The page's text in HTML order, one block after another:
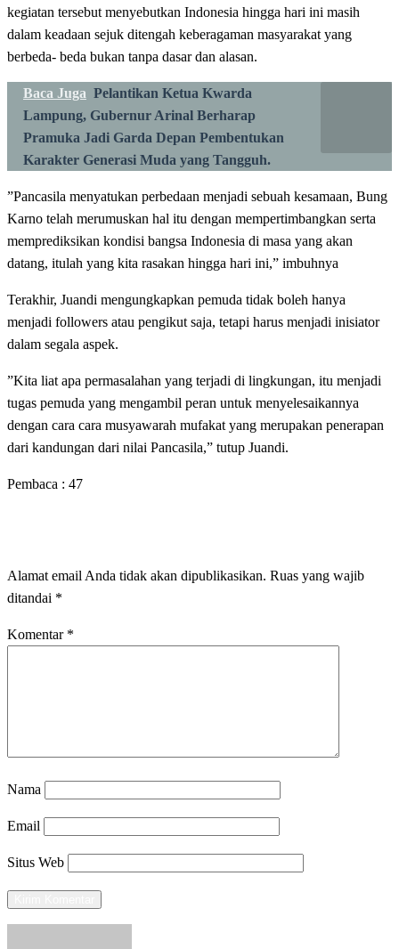
kegiatan tersebut menyebutkan Indonesia hingga hari ini masih
dalam keadaan sejuk ditengah keberagaman masyarakat yang
berbeda- beda bukan tanpa dasar dan alasan.
Baca Juga Pelantikan Ketua Kwarda
Lampung, Gubernur Arinal Berharap
Pramuka Jadi Garda Depan Pembentukan
Karakter Generasi Muda yang Tangguh.
”Pancasila menyatukan perbedaan menjadi sebuah kesamaan, Bung
Karno telah merumuskan hal itu dengan mempertimbangkan serta
memprediksikan kondisi bangsa Indonesia di masa yang akan
datang, itulah yang kita rasakan hingga hari ini,” imbuhnya
Terakhir, Juandi mengungkapkan pemuda tidak boleh hanya
menjadi followers atau pengikut saja, tetapi harus menjadi inisiator
dalam segala aspek.
”Kita liat apa permasalahan yang terjadi di lingkungan, itu menjadi
tugas pemuda yang mengambil peran untuk menyelesaikannya
dengan cara cara musyawarah mufakat yang merupakan penerapan
dari kandungan dari nilai Pancasila,” tutup Juandi.
Pembaca : 47
Alamat email Anda tidak akan dipublikasikan. Ruas yang wajib
ditandai *
Komentar *
Nama
Email
Situs Web